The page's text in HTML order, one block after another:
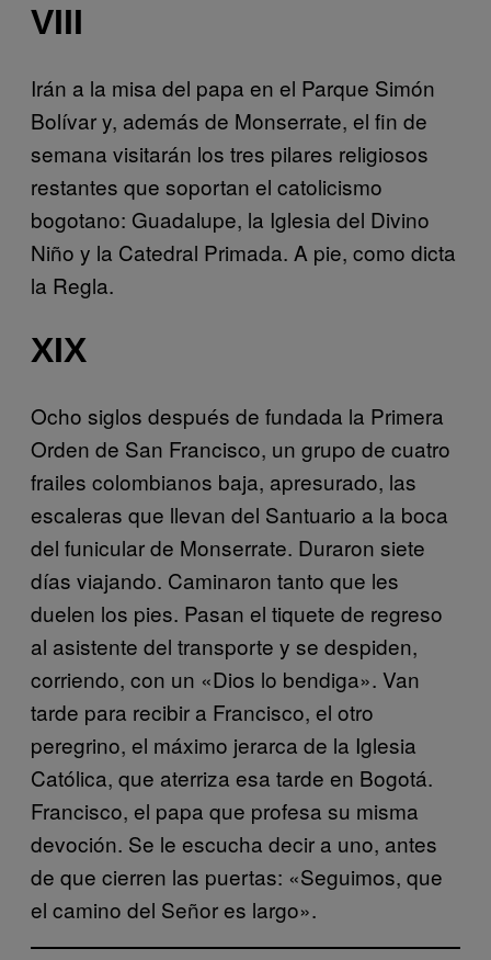
VIII
Irán a la misa del papa en el Parque Simón
Bolívar y, además de Monserrate, el fin de
semana visitarán los tres pilares religiosos
restantes que soportan el catolicismo
bogotano: Guadalupe, la Iglesia del Divino
Niño y la Catedral Primada. A pie, como dicta
la Regla.
XIX
Ocho siglos después de fundada la Primera
Orden de San Francisco, un grupo de cuatro
frailes colombianos baja, apresurado, las
escaleras que llevan del Santuario a la boca
del funicular de Monserrate. Duraron siete
días viajando. Caminaron tanto que les
duelen los pies. Pasan el tiquete de regreso
al asistente del transporte y se despiden,
corriendo, con un «Dios lo bendiga». Van
tarde para recibir a Francisco, el otro
peregrino, el máximo jerarca de la Iglesia
Católica, que aterriza esa tarde en Bogotá.
Francisco, el papa que profesa su misma
devoción. Se le escucha decir a uno, antes
de que cierren las puertas: «Seguimos, que
el camino del Señor es largo».